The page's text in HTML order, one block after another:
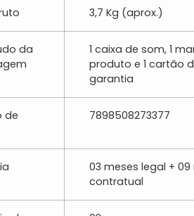
3,7 Kg (aprox.)
da
1 caixa de som, 1
produto e 1 cartão
garantia
de
7898508273377
03 meses legal +
contratual